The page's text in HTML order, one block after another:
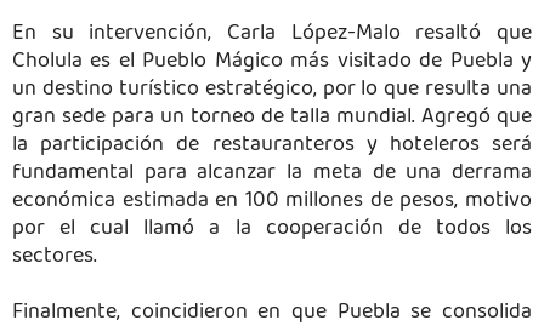
En su intervención, Carla López-Malo resaltó que
Cholula es el Pueblo Mágico más visitado de Puebla y
un destino turístico estratégico, por lo que resulta una
gran sede para un torneo de talla mundial. Agregó que
la participación de restauranteros y hoteleros será
fundamental para alcanzar la meta de una derrama
económica estimada en 100 millones de pesos, motivo
por el cual llamó a la cooperación de todos los
sectores.
Finalmente, coincidieron en que Puebla se consolida